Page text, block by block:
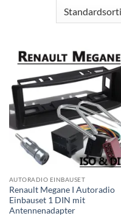
AUTORADIO EINBAUSET
Renault Megane I Autoradio
Einbauset 1 DIN mit
Antennenadapter